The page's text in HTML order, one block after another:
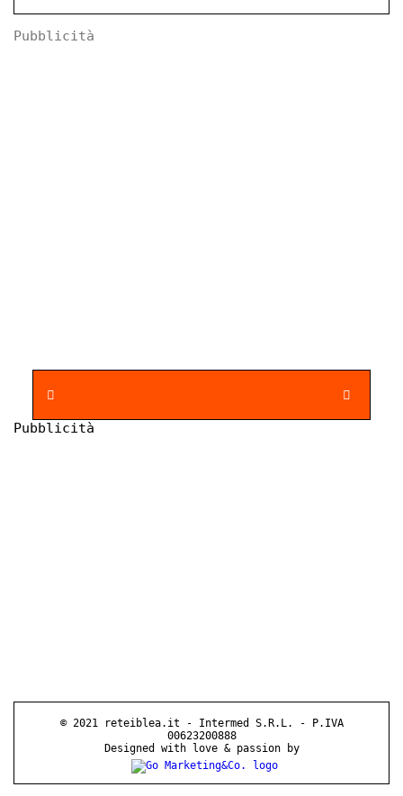
Pubblicità
Pubblicità
© 2021 reteiblea.it - Intermed S.R.L. - P.IVA
00623200888
Designed with love & passion by